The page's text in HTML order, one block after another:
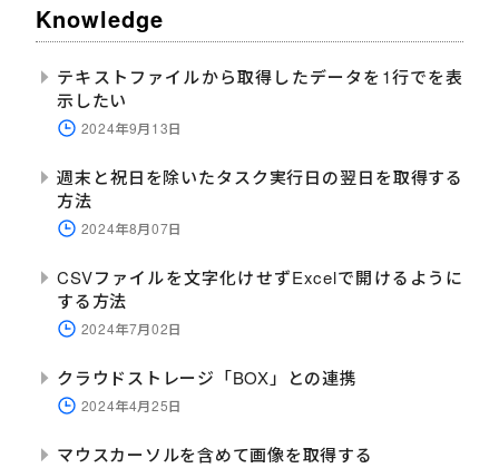
Knowledge
テキストファイルから取得したデータを1行でを表
示したい
2024年9月13日
週末と祝日を除いたタスク実行日の翌日を取得する
方法
2024年8月07日
CSVファイルを文字化けせずExcelで開けるように
する方法
2024年7月02日
クラウドストレージ「BOX」との連携
2024年4月25日
マウスカーソルを含めて画像を取得する